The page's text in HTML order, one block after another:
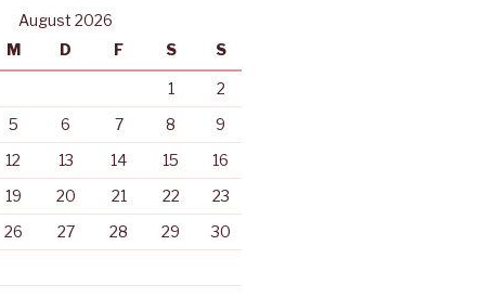
August 2026
M D F S S
1
2
5 6 7 8
9
12 13 14 15
16
19 20 21 22
23
26 27 28 29
30